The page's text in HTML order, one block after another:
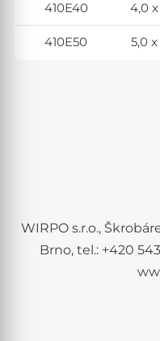
410E40 4,0
410E50 5,0
WIRPO s.r.o.,
Brno, tel.: +420